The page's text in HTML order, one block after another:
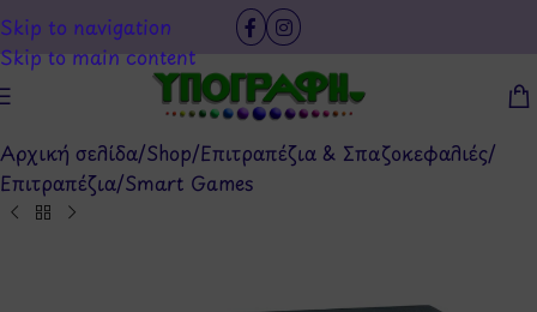
Skip to navigation
Skip to main content
Αρχική σελίδα/Shop/Επιτραπέζια & Σπαζοκεφαλιές/
Επιτραπέζια/Smart Games